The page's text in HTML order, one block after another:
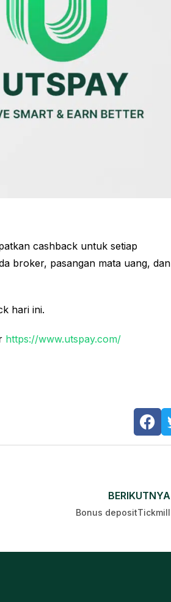
cashback untuk setiap
broker, pasangan mata uang, dan
hari ini.
https://www.utspay.com/
BERIKUTNYA
Bonus depositTickmill